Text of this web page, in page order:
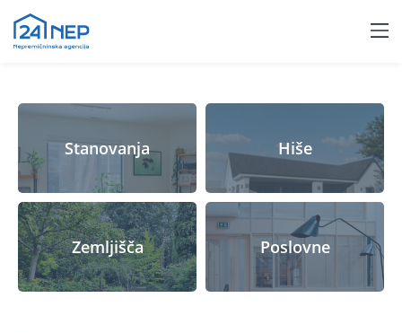
Stanovanja Hiše
Zemljišča Poslovne